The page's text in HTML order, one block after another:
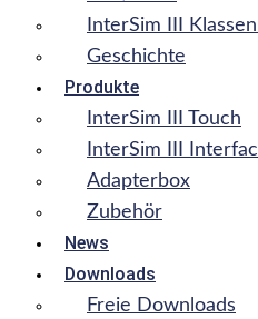
InterSim III
Geschichte
Produkte
InterSim III Touch
InterSim III
Adapterbox
Zubehör
News
Downloads
Freie Downloads